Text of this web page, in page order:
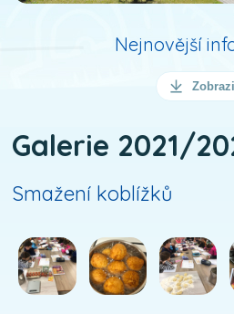
Nejnovější
Galerie 2021/
Smažení koblížků